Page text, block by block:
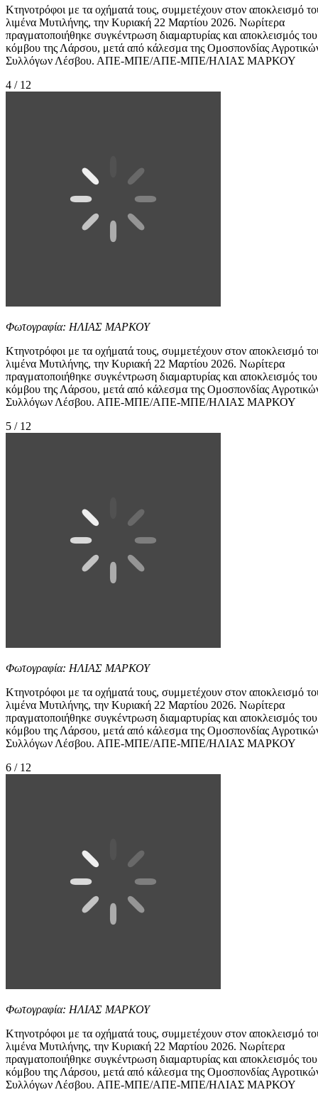
Κτηνοτρόφοι με τα οχήματά τους, συμμετέχουν στον αποκλεισμό
λιμένα Μυτιλήνης, την Κυριακή 22 Μαρτίου 2026. Νωρίτερα
πραγματοποιήθηκε συγκέντρωση διαμαρτυρίας και αποκλεισμός του
κόμβου της Λάρσου, μετά από κάλεσμα της Ομοσπονδίας
Συλλόγων Λέσβου. ΑΠΕ-ΜΠΕ/ΑΠΕ-ΜΠΕ/ΗΛΙΑΣ ΜΑΡΚΟΥ
4 / 12
Φωτογραφία: ΗΛΙΑΣ ΜΑΡΚΟΥ
Κτηνοτρόφοι με τα οχήματά τους, συμμετέχουν στον αποκλεισμό
λιμένα Μυτιλήνης, την Κυριακή 22 Μαρτίου 2026. Νωρίτερα
πραγματοποιήθηκε συγκέντρωση διαμαρτυρίας και αποκλεισμός του
κόμβου της Λάρσου, μετά από κάλεσμα της Ομοσπονδίας
Συλλόγων Λέσβου. ΑΠΕ-ΜΠΕ/ΑΠΕ-ΜΠΕ/ΗΛΙΑΣ ΜΑΡΚΟΥ
5 / 12
Φωτογραφία: ΗΛΙΑΣ ΜΑΡΚΟΥ
Κτηνοτρόφοι με τα οχήματά τους, συμμετέχουν στον αποκλεισμό
λιμένα Μυτιλήνης, την Κυριακή 22 Μαρτίου 2026. Νωρίτερα
πραγματοποιήθηκε συγκέντρωση διαμαρτυρίας και αποκλεισμός του
κόμβου της Λάρσου, μετά από κάλεσμα της Ομοσπονδίας
Συλλόγων Λέσβου. ΑΠΕ-ΜΠΕ/ΑΠΕ-ΜΠΕ/ΗΛΙΑΣ ΜΑΡΚΟΥ
6 / 12
Φωτογραφία: ΗΛΙΑΣ ΜΑΡΚΟΥ
Κτηνοτρόφοι με τα οχήματά τους, συμμετέχουν στον αποκλεισμό
λιμένα Μυτιλήνης, την Κυριακή 22 Μαρτίου 2026. Νωρίτερα
πραγματοποιήθηκε συγκέντρωση διαμαρτυρίας και αποκλεισμός του
κόμβου της Λάρσου, μετά από κάλεσμα της Ομοσπονδίας
Συλλόγων Λέσβου. ΑΠΕ-ΜΠΕ/ΑΠΕ-ΜΠΕ/ΗΛΙΑΣ ΜΑΡΚΟΥ